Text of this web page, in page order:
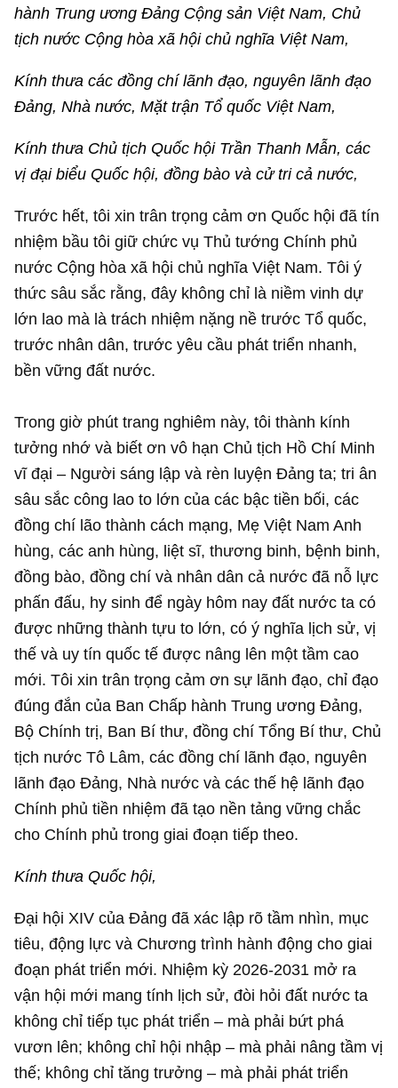
hành Trung ương Đảng Cộng sản Việt Nam, Chủ
tịch nước Cộng hòa xã hội chủ nghĩa Việt Nam,
Kính thưa các đồng chí lãnh đạo, nguyên lãnh đạo
Đảng, Nhà nước, Mặt trận Tổ quốc Việt Nam,
Kính thưa Chủ tịch Quốc hội Trần Thanh Mẫn, các
vị đại biểu Quốc hội, đồng bào và cử tri cả nước,
Trước hết, tôi xin trân trọng cảm ơn Quốc hội đã tín
nhiệm bầu tôi giữ chức vụ Thủ tướng Chính phủ
nước Cộng hòa xã hội chủ nghĩa Việt Nam. Tôi ý
thức sâu sắc rằng, đây không chỉ là niềm vinh dự
lớn lao mà là trách nhiệm nặng nề trước Tổ quốc,
trước nhân dân, trước yêu cầu phát triển nhanh,
bền vững đất nước.
Trong giờ phút trang nghiêm này, tôi thành kính
tưởng nhớ và biết ơn vô hạn Chủ tịch Hồ Chí Minh
vĩ đại – Người sáng lập và rèn luyện Đảng ta; tri ân
sâu sắc công lao to lớn của các bậc tiền bối, các
đồng chí lão thành cách mạng, Mẹ Việt Nam Anh
hùng, các anh hùng, liệt sĩ, thương binh, bệnh binh,
đồng bào, đồng chí và nhân dân cả nước đã nỗ lực
phấn đấu, hy sinh để ngày hôm nay đất nước ta có
được những thành tựu to lớn, có ý nghĩa lịch sử, vị
thế và uy tín quốc tế được nâng lên một tầm cao
mới. Tôi xin trân trọng cảm ơn sự lãnh đạo, chỉ đạo
đúng đắn của Ban Chấp hành Trung ương Đảng,
Bộ Chính trị, Ban Bí thư, đồng chí Tổng Bí thư, Chủ
tịch nước Tô Lâm, các đồng chí lãnh đạo, nguyên
lãnh đạo Đảng, Nhà nước và các thế hệ lãnh đạo
Chính phủ tiền nhiệm đã tạo nền tảng vững chắc
cho Chính phủ trong giai đoạn tiếp theo.
Kính thưa Quốc hội,
Đại hội XIV của Đảng đã xác lập rõ tầm nhìn, mục
tiêu, động lực và Chương trình hành động cho giai
đoạn phát triển mới. Nhiệm kỳ 2026-2031 mở ra
vận hội mới mang tính lịch sử, đòi hỏi đất nước ta
không chỉ tiếp tục phát triển – mà phải bứt phá
vươn lên; không chỉ hội nhập – mà phải nâng tầm vị
thế; không chỉ tăng trưởng – mà phải phát triển